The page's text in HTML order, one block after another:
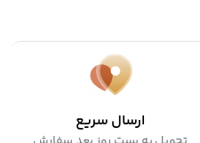
ارسال سریع